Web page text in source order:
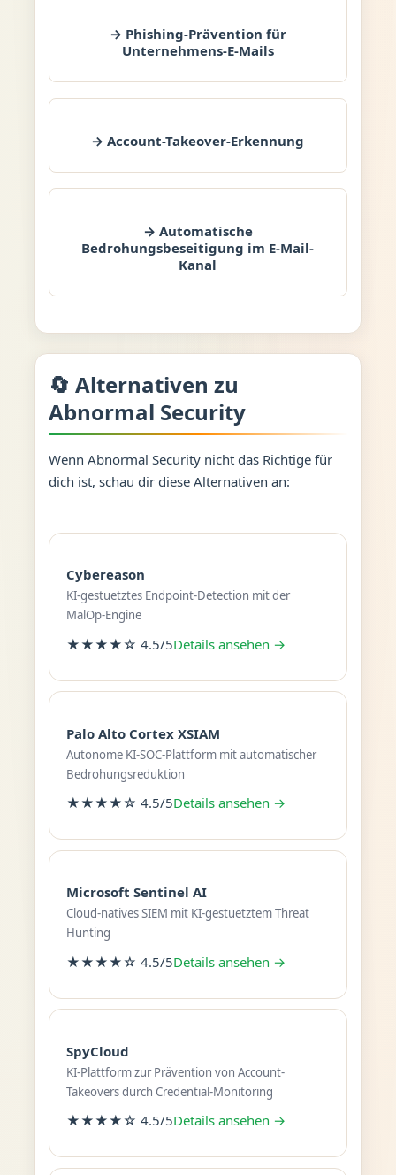
→ Phishing-Prävention für
Unternehmens-E-Mails
→ Account-Takeover-Erkennung
→ Automatische
Bedrohungsbeseitigung im E-Mail-
Kanal
🔄 Alternativen zu
Abnormal Security
Wenn Abnormal Security nicht das Richtige für
dich ist, schau dir diese Alternativen an:
Cybereason
KI-gestuetztes Endpoint-Detection mit der
MalOp-Engine
★★★★☆ 4.5/5Details ansehen →
Palo Alto Cortex XSIAM
Autonome KI-SOC-Plattform mit automatischer
Bedrohungsreduktion
★★★★☆ 4.5/5Details ansehen →
Microsoft Sentinel AI
Cloud-natives SIEM mit KI-gestuetztem Threat
Hunting
★★★★☆ 4.5/5Details ansehen →
SpyCloud
KI-Plattform zur Prävention von Account-
Takeovers durch Credential-Monitoring
★★★★☆ 4.5/5Details ansehen →